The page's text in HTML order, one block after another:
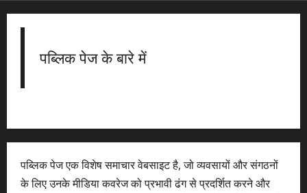
पब्लिक पेज के बारे में
पब्लिक पेज एक विशेष समाचार वेबसाइट है, जो व्यवसायों और संगठनों
के लिए उनके मीडिया कवरेज को प्रभावी ढंग से प्रदर्शित करने और